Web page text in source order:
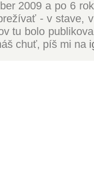
2009 a po 6
- v stave,
tu bolo
chuť, píš mi na